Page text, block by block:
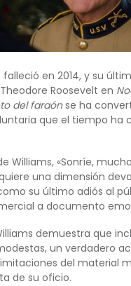
falleció en 2014, y su
Roosevelt en
del faraónse ha
que el tiempo ha
Williams, «Sonríe,
una dimensión
su último adiós al
a documento
demuestra que
un verdadero
del material
de su oficio.